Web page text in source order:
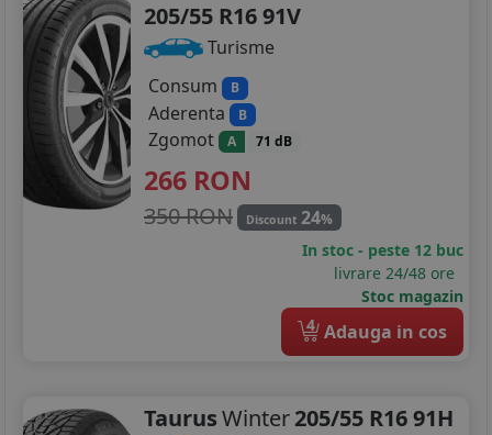
205/55 R16 91V
Turisme
Consum
B
Aderenta B
Zgomot A 71 dB
266 RON
350 RON Discount 24%
In stoc - peste 12 buc
livrare 24/48 ore
Stoc magazin
4 Adauga in cos
TaurusWinter205/55 R16 91H